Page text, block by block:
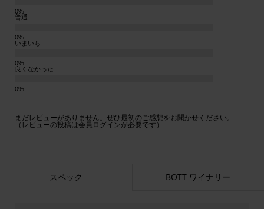
普通
いまいち
良くなかった
まだレビューがありません。ぜひ最初のご感想をお聞かせください。
（レビューの投稿は会員ログインが必要です）
スペック BOTT ワイナリー